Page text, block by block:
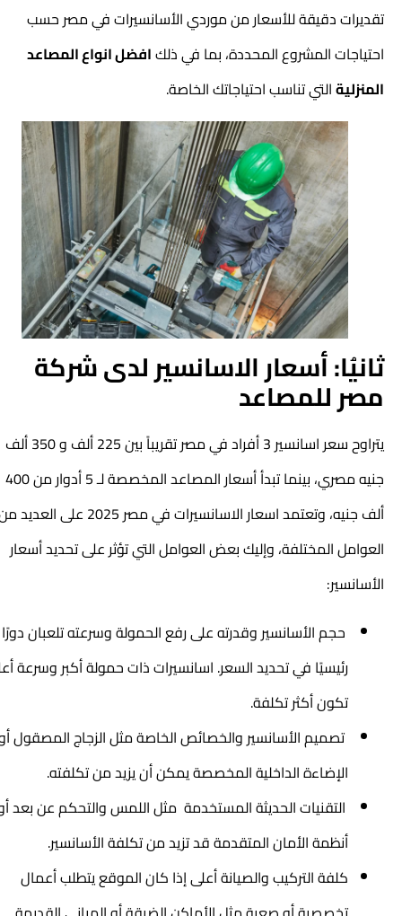
تقديرات دقيقة للأسعار من موردي الأسانسيرات في مصر حسب
احتياجات المشروع المحددة، بما في ذلكافضل انواع المصاعد
المنزليةالتي تناسب احتياجاتك الخاصة.
ثانيُا: أسعار الاسانسير لدى شركة
مصر للمصاعد
يتراوح
سعر اسانسير 3 أفراد في مصر تقريباً بين 225 ألف و 350 ألف
جنيه مصري
، بينما تبدأ أسعار المصاعد المخصصة لـ 5 أدوار من 400
ألف جنيه، وتعتمداسعار الاسانسيرات في مصر 2025
على العديد من
العوامل المختلفة، وإليك بعض العوامل التي تؤثر على تحديد أسعار
الأسانسير:
حجم الأسانسير وقدرته على رفع الحمولة وسرعته تلعبان دورًا
رئيسيًا في تحديد السعر. اسانسيرات ذات حمولة أكبر وسرعة أعلى
تكون أكثر تكلفة.
تصميم الأسانسير والخصائص الخاصة مثل الزجاج المصقول أو
الإضاءة الداخلية المخصصة يمكن أن يزيد من تكلفته.
التقنيات الحديثة المستخدمة مثل اللمس والتحكم عن بعد أو
أنظمة الأمان المتقدمة قد تزيد من تكلفة الأسانسير.
كلفة التركيب والصيانة أعلى إذا كان الموقع يتطلب أعمال